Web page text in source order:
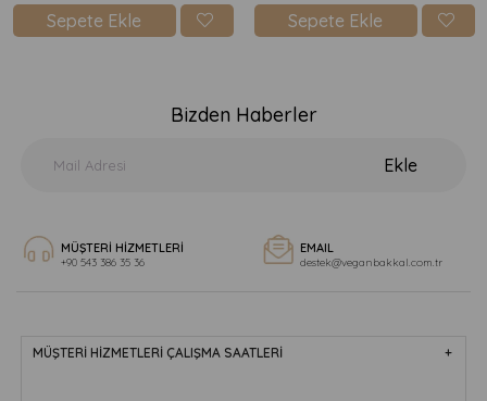
Sepete Ekle Sepete Ekle
Bizden Haberler
Ekle
MÜŞTERİ HİZMETLERİ
+90 543 386 35 36
EMAIL
destek@veganbakkal.com.tr
MÜŞTERİ HİZMETLERİ ÇALIŞMA SAATLERİ